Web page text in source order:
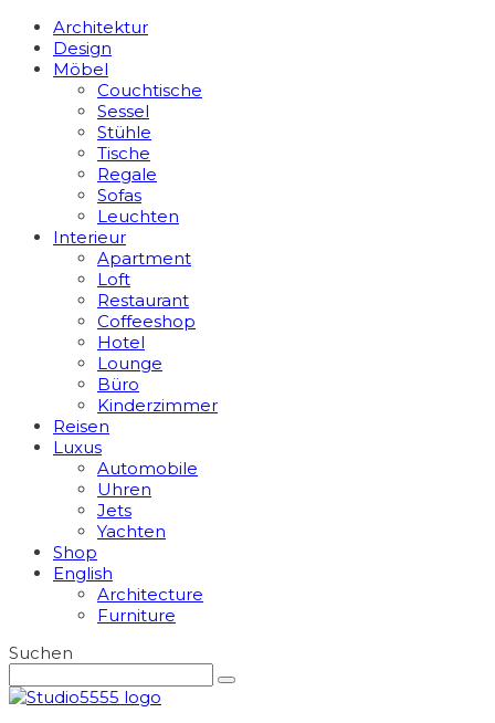
Architektur
Design
Möbel
Couchtische
Sessel
Stühle
Tische
Regale
Sofas
Leuchten
Interieur
Apart­ment
Loft
Restaurant
Coffeeshop
Hotel
Lounge
Büro
Kinderzimmer
Reisen
Luxus
Automobile
Uhren
Jets
Yachten
Shop
English
Architecture
Furniture
Suchen